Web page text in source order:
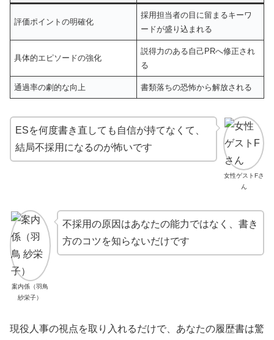
評価ポイントの明確化
採用担当者の目に留まるキーワ
ードが盛り込まれる
具体的エピソードの強化
説得力のある自己PRへ修正され
る
通過率の劇的な向上 書類落ちの恐怖から解放される
女性ゲストFさ
ん
ESを何度書き直しても自信が持てなくて、
結局不採用になるのが怖いです
案内係（羽鳥
紗栄子）
不採用の原因はあなたの能力ではなく、書き
方のコツを知らないだけです
現役人事の視点を取り入れるだけで、あなたの履歴書は驚